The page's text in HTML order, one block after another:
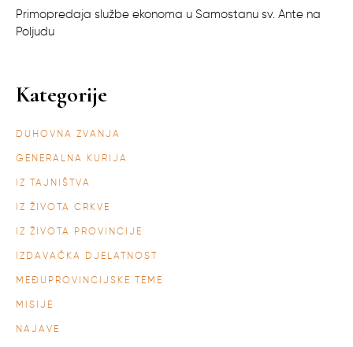
Primopredaja službe ekonoma u Samostanu sv. Ante na
Poljudu
Kategorije
DUHOVNA ZVANJA
GENERALNA KURIJA
IZ TAJNIŠTVA
IZ ŽIVOTA CRKVE
IZ ŽIVOTA PROVINCIJE
IZDAVAČKA DJELATNOST
MEĐUPROVINCIJSKE TEME
MISIJE
NAJAVE